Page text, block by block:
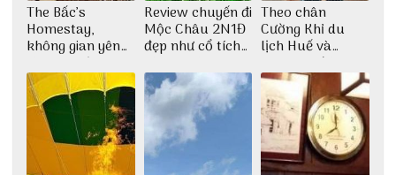
The Bấc’s
Homestay,
không gian yên
bình tại Hòn Sơn
Review chuyến đi
Mộc Châu 2N1Đ
đẹp như cổ tích
Thu Hà
Theo chân
Cường Khỉ du
lịch Huế và
check-in đúng
những góc chụp
đẹp